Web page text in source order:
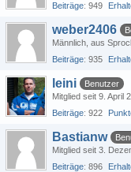
Beiträge 949
weber2406
Männlich aus
Beiträge 935
leini
Benutzer
Mitglied seit 9. April
Beiträge 922
Bastianw
Mitglied seit 3.
Beiträge 896